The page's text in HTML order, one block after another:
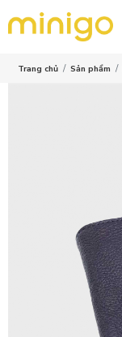
Trang chủ Sản phẩm